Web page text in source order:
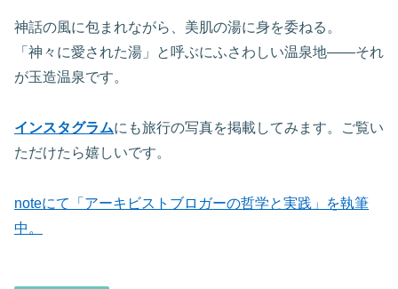
神話の風に包まれながら、美肌の湯に身を委ねる。
「神々に愛された湯」と呼ぶにふさわしい温泉地――それ
が玉造温泉です。
インスタグラムにも旅行の写真を掲載してみます。ご覧い
ただけたら嬉しいです。
noteにて「アーキビストブロガーの哲学と実践」を執筆
中。